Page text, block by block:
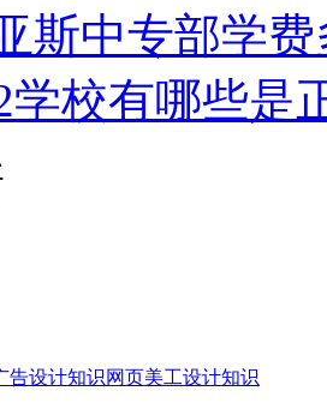
斯中专部学
学校有哪些是
告设计知识网页美工设计知识